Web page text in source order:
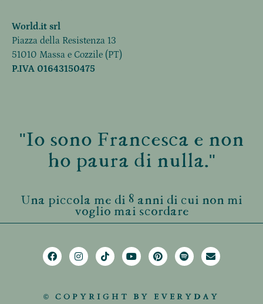
World.it srl
Piazza della Resistenza 13
51010 Massa e Cozzile (PT)
P.IVA 01643150475
"Io sono Francesca e non
ho paura di nulla."
Una piccola me di 8 anni di cui non mi
voglio mai scordare
© COPYRIGHT BY EVERYDAY